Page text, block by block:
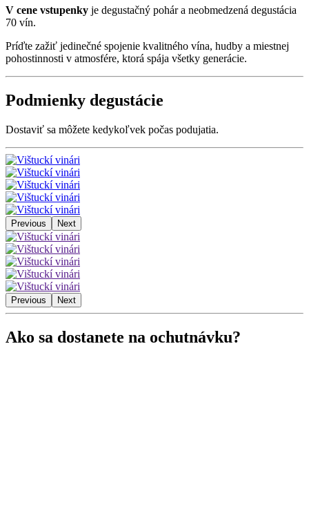
V cene vstupenky je degustačný pohár a neobmedzená degustácia
70 vín.
Príďte zažiť jedinečné spojenie kvalitného vína, hudby a miestnej
pohostinnosti v atmosfére, ktorá spája všetky generácie.
Podmienky degustácie
Dostaviť sa môžete kedykoľvek počas podujatia.
Previous Next
Previous Next
Ako sa dostanete na ochutnávku?